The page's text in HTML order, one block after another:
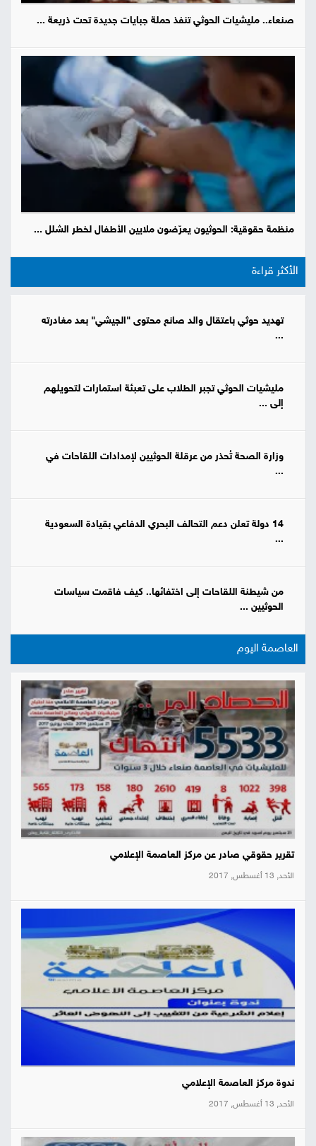
صنعاء.. مليشيات الحوثي تنفذ حملة جبايات جديدة تحت ذريعة ...
منظمة حقوقية: الحوثيون يعرّضون ملايين الأطفال لخطر الشلل ...
الأكثر قراءة
تهديد حوثي باعتقال والد صانع محتوى "الجيشي" بعد مغادرته
...
مليشيات الحوثي تجبر الطلاب على تعبئة استمارات لتحويلهم
إلى ...
وزارة الصحة تُحذر من عرقلة الحوثيين لإمدادات اللقاحات في
...
14 دولة تعلن دعم التحالف البحري الدفاعي بقيادة السعودية
...
من شيطنة اللقاحات إلى اختفائها.. كيف فاقمت سياسات
الحوثيين ...
العاصمة اليوم
تقرير حقوقي صادر عن مركز العاصمة الإعلامي
الأحد, 13 أغسطس, 2017
ندوة مركز العاصمة الإعلامي
الأحد, 13 أغسطس, 2017